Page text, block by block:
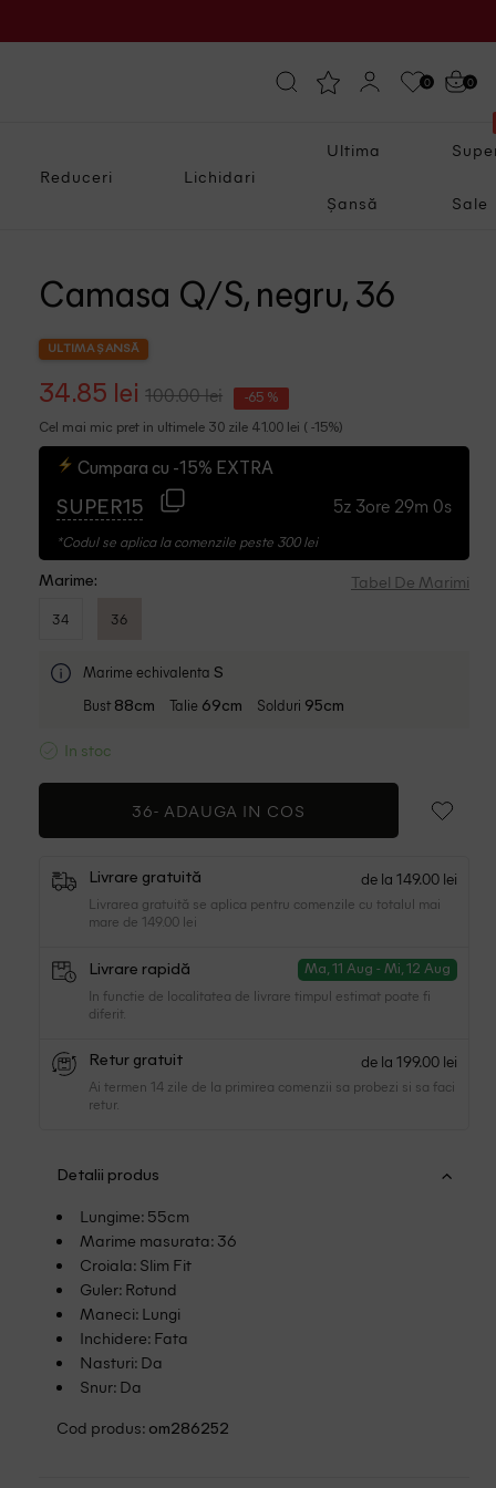
0 0
Reduceri Lichidari
Ultima
Șansă Sale
Camasa Q/S, negru, 36
ULTIMA ȘANSĂ
34.85 lei 100.00 lei -65 %
Cel mai mic pret in ultimele 30 zile 41.00 lei ( -15%)
Cumpara cu -15% EXTRA
SUPER15 5z 3ore 28m 59s
*Codul se aplica la comenzile peste 300 lei
Marime: Tabel De Marimi
34 36
Marime echivalenta S
Bust 88cm Talie 69cm Solduri 95cm
In stoc
36- ADAUGA IN COS
Livrare gratuită de la 149.00 lei
Livrarea gratuită se aplica pentru comenzile cu totalul mai
mare de 149.00 lei
Livrare rapidă Ma, 11 Aug - Mi, 12 Aug
In functie de localitatea de livrare timpul estimat poate fi
diferit.
Retur gratuit de la 199.00 lei
Ai termen 14 zile de la primirea comenzii sa probezi si sa faci
retur.
Detalii produs
Lungime: 55cm
Marime masurata: 36
Croiala: Slim Fit
Guler: Rotund
Maneci: Lungi
Inchidere: Fata
Nasturi: Da
Snur: Da
Cod produs: om286252